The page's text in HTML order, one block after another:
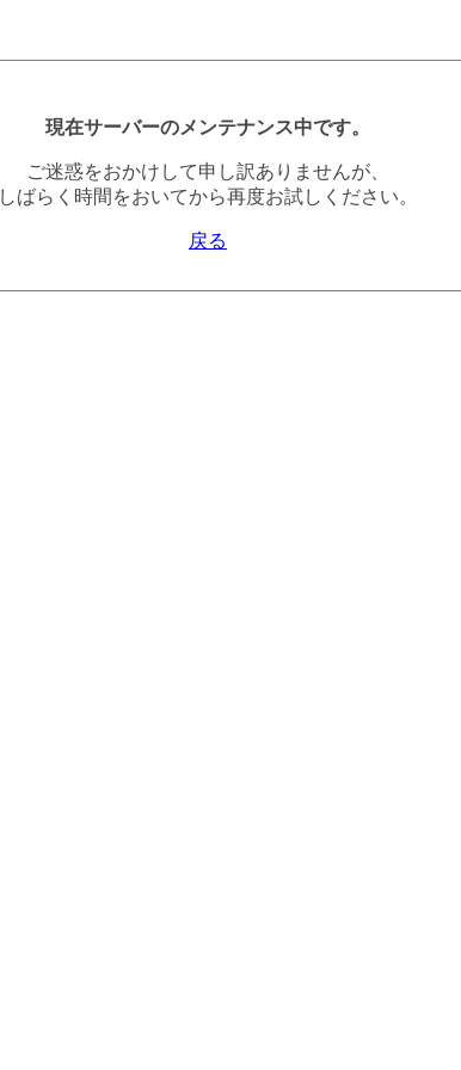
現在サーバーのメンテナンス中です。
ご迷惑をおかけして申し訳ありませんが、
しばらく時間をおいてから再度お試しください。
戻る